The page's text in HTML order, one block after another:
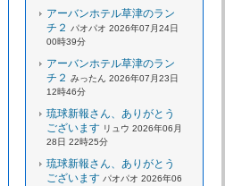
アーバンホテル草津のラン
チ２
パオパオ 2026年07月24日
00時39分
アーバンホテル草津のラン
チ２ みったん 2026年07月23日
12時46分
琉球新報さん、ありがとう
ございます リュウ 2026年06月
28日 22時25分
琉球新報さん、ありがとう
ございます パオパオ 2026年06